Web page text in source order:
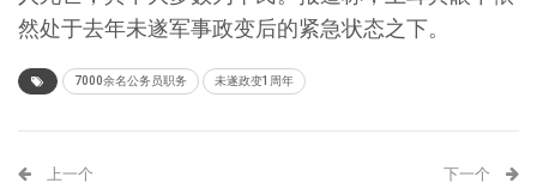
然处于去年未遂军事政变后的紧急状态之下。
7000余名公务员职务 未遂政变1周年
上一个 下一个